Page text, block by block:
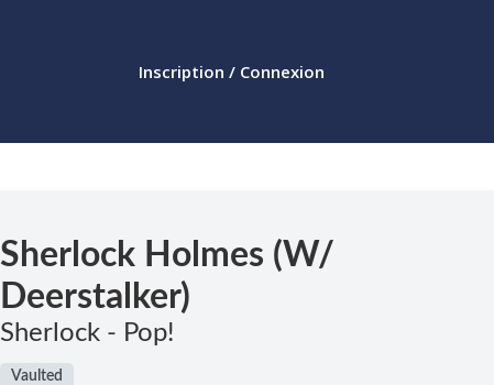
Inscription / Connexion
Sherlock Holmes (w/
Deerstalker)
Sherlock - Pop!
Vaulted